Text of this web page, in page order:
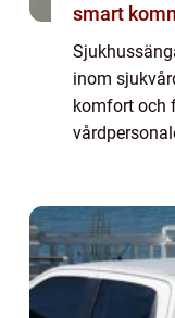
smart
inom
komfort och